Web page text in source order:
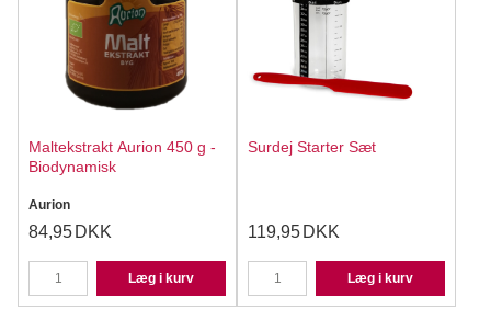
Maltekstrakt Aurion 450 g -
Biodynamisk
Aurion
84,95 DKK
Læg i kurv
Surdej Starter Sæt
119,95 DKK
Læg i kurv